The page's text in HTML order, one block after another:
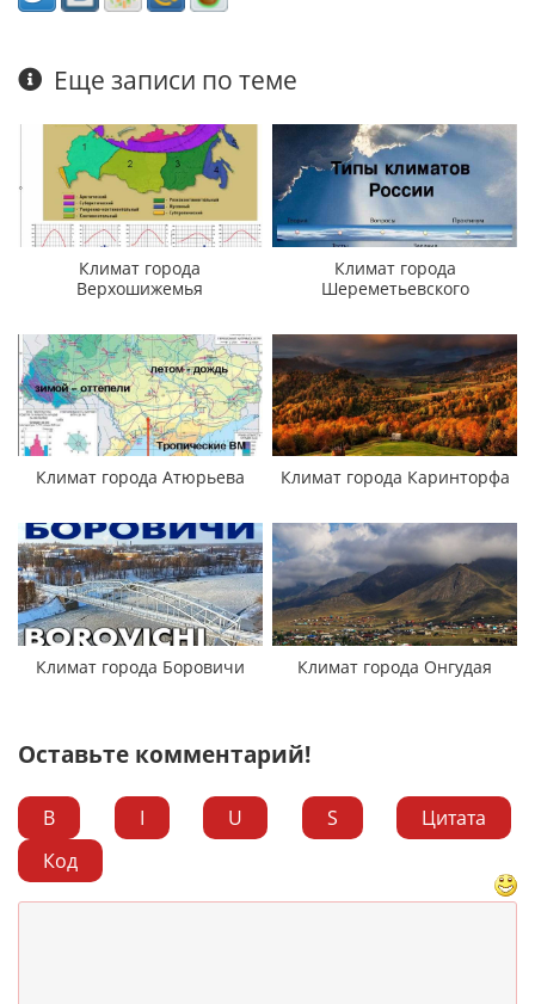
Еще записи по теме
Климат города
Верхошижемья
Климат города
Шереметьевского
Климат города Атюрьева Климат города Каринторфа
Климат города Боровичи Климат города Онгудая
Оставьте комментарий!
B I U S
Цитата
Код